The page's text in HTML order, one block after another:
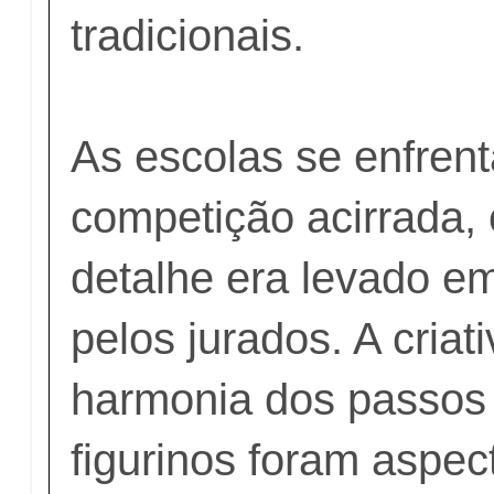
tradicionais.
As escolas se
competição acirrada,
detalhe era levado
pelos jurados. A
harmonia dos
figurinos foram